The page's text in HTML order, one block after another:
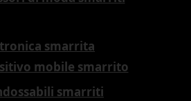
smarrita
mobile smarrito
smarriti